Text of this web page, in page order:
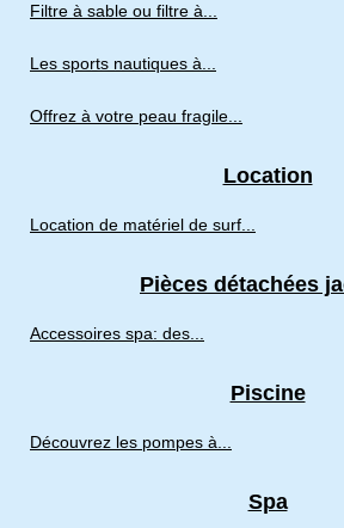
Filtre à sable ou filtre à...
Les sports nautiques à...
Offrez à votre peau fragile...
Location
Location de matériel de surf...
Pièces détachées
Accessoires spa: des...
Piscine
Découvrez les pompes à...
Spa